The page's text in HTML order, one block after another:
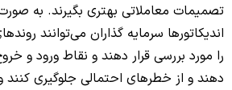
تصمیمات معاملاتی بهتری بگیرند. به
اندیکاتورها سرمایه گذاران می‌توانند
را مورد بررسی قرار دهند و نقاط ورود و
دهند و از خطرهای احتمالی جلوگیری